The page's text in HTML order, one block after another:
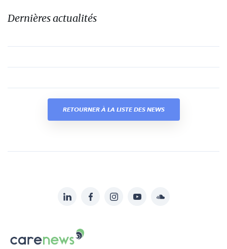
Dernières actualités
RETOURNER À LA LISTE DES NEWS
sur:
LinkedInFacebookInstagramYouTubeSoundcloud
Le